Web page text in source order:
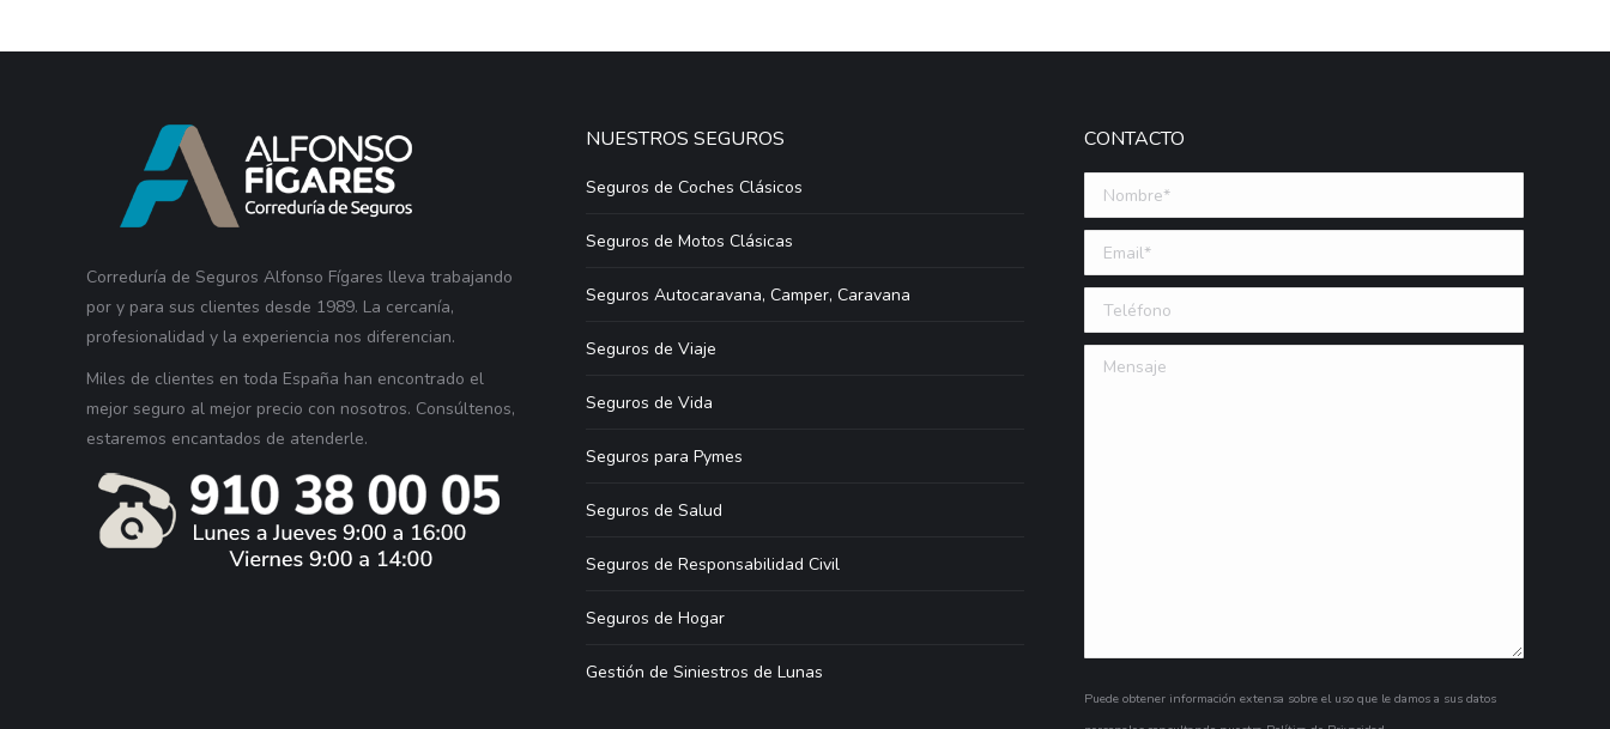
Correduría de Seguros Alfonso Fígares lleva trabajando
por y para sus clientes desde 1989. La cercanía,
profesionalidad y la experiencia nos diferencian.
Miles de clientes en toda España han encontrado el
mejor seguro al mejor precio con nosotros. Consúltenos,
estaremos encantados de atenderle.
NUESTROS SEGUROS
Seguros de Coches Clásicos
Seguros de Motos Clásicas
Seguros Autocaravana, Camper, Caravana
Seguros de Viaje
Seguros de Vida
Seguros para Pymes
Seguros de Salud
Seguros de Responsabilidad Civil
Seguros de Hogar
Gestión de Siniestros de Lunas
CONTACTO
Nombre *
Email (requerido)
Teléfono
Mensaje
Puede obtener información extensa sobre el uso que le damos a sus datos